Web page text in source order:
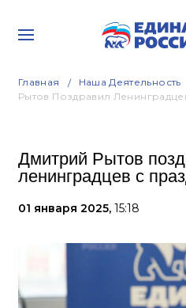
Главная Наша Деятельность
Рытов Поздравил
Дмитрий Рытов
ленинградцев с
01 января 2025, 15:18